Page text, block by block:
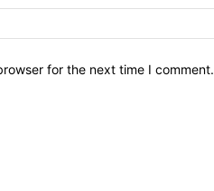
for the next time I comment.